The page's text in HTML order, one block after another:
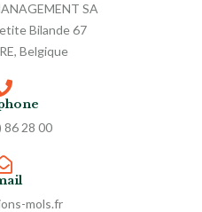
SA
Bilande 67
Belgique
86 28 00
mols.fr